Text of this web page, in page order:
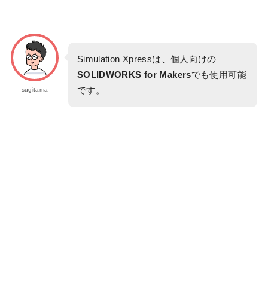
sugitama
Simulation Xpressは、個人向けの
SOLIDWORKS for Makersでも使用可能
です。